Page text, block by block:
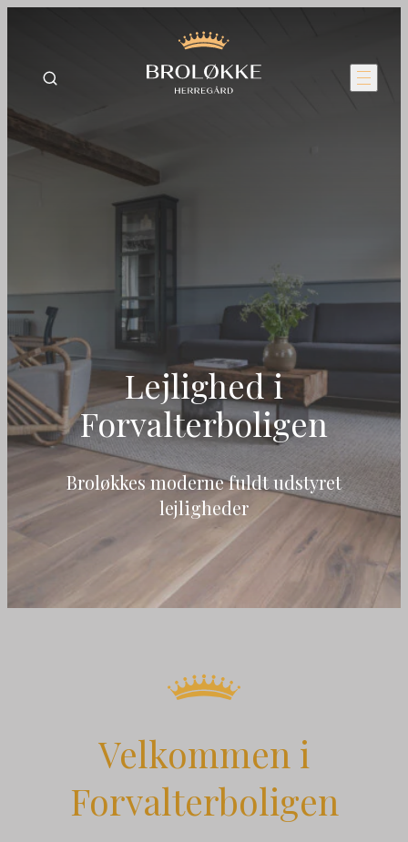
Lejlighed i
Forvalterboligen
Broløkkes moderne fuldt udstyret
lejligheder
Velkommen i
Forvalterboligen